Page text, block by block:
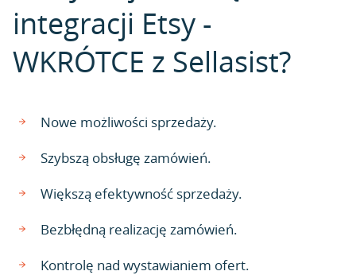
integracji Etsy -
WKRÓTCE z Sellasist?
Nowe możliwości sprzedaży.
Szybszą obsługę zamówień.
Większą efektywność sprzedaży.
Bezbłędną realizację zamówień.
Kontrolę nad wystawianiem ofert.